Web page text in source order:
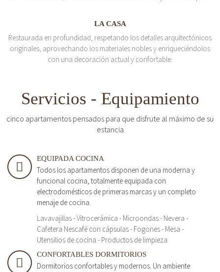
LA CASA
Restaurada en profundidad, respetando los detalles arquitectónicos
originales, aprovechando los materiales nobles y enriqueciéndolos
con una decoración actual y confortable.
Servicios - Equipamiento
cinco apartamentos pensados para que disfrute al máximo de su
estancia
EQUIPADA COCINA
Todos los apartamentos disponen de una moderna y
funcional cocina, totalmente equipada con
electrodomésticos de primeras marcas y un completo
menaje de cocina.
Lavavajillas - Vitrocerámica - Microondas - Nevera -
Cafetera Nescafé con cápsulas - Fogones - Mesa -
Utensilios de cocina - Productos de limpieza
CONFORTABLES DORMITORIOS
Dormitorios confortables y modernos. Un ambiente